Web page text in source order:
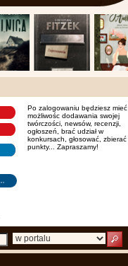
Po zalogowaniu będziesz mieć
możliwośc dodawania swojej
twórczości, newsów, recenzji,
ogłoszeń, brać udział w
konkursach, głosować, zbierać
punkty... Zapraszamy!